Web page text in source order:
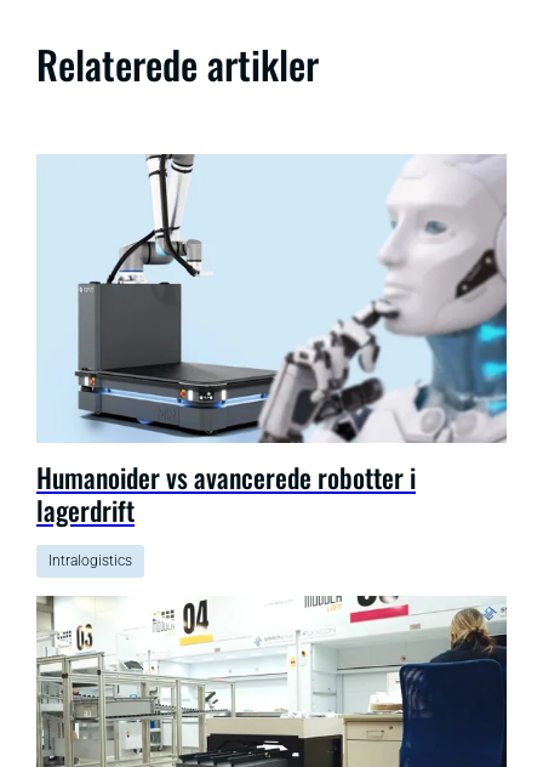
Relaterede artikler
Humanoider vs avancerede robotter i
lagerdrift
Intralogistics